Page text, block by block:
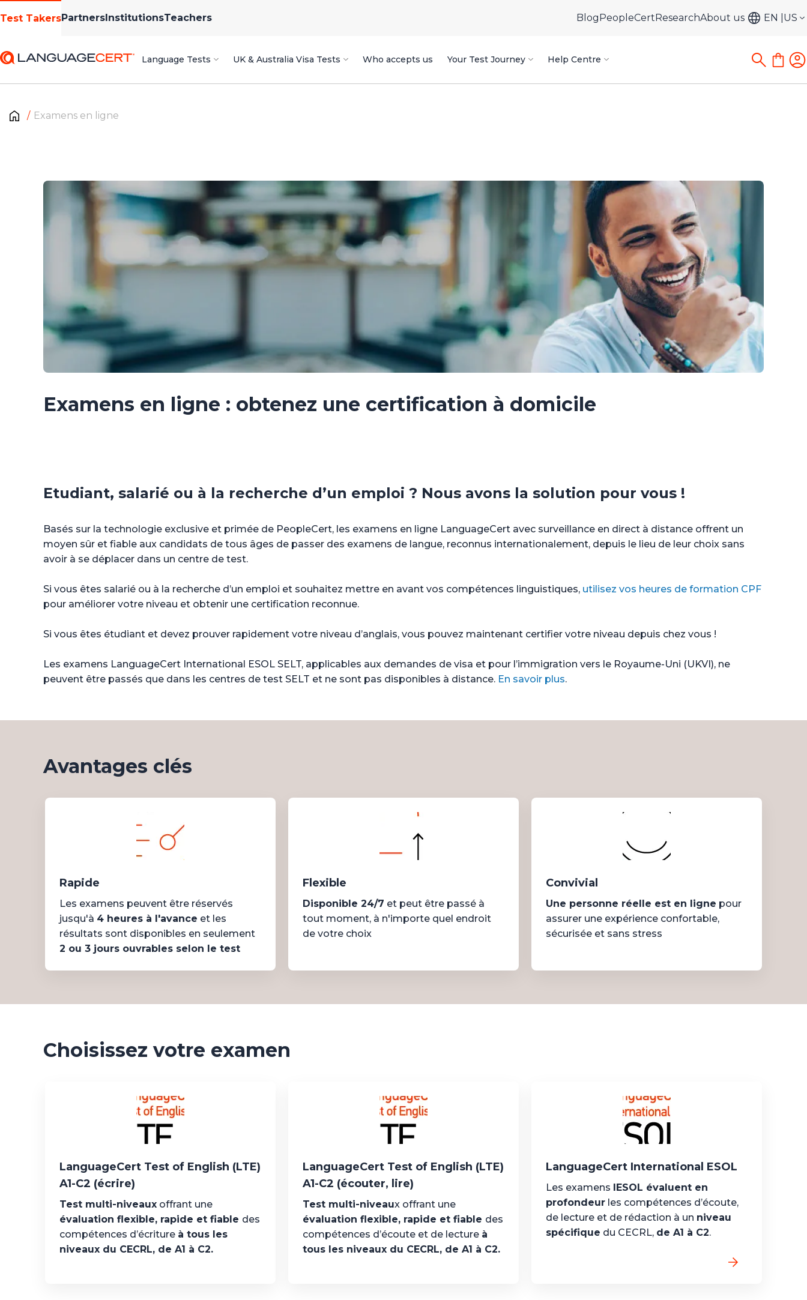
Test TakersPartnersInstitutionsTeachers BlogPeopleCertResearchAbout us EN US
Language Tests UK & Australia Visa Tests Who accepts us Your Test Journey Help Centre
Examens en ligne
Examens en ligne : obtenez une certification à domicile
Etudiant, salarié ou à la recherche d’un emploi ? Nous avons la solution pour vous !
Basés sur la technologie exclusive et primée de PeopleCert, les examens en ligne LanguageCert avec surveillance en direct à distance offrent un
moyen sûr et fiable aux candidats de tous âges de passer des examens de langue, reconnus internationalement, depuis le lieu de leur choix sans
avoir à se déplacer dans un centre de test.
Si vous êtes salarié ou à la recherche d’un emploi et souhaitez mettre en avant vos compétences linguistiques, utilisez vos heures de formation CPF
pour améliorer votre niveau et obtenir une certification reconnue.
Si vous êtes étudiant et devez prouver rapidement votre niveau d’anglais, vous pouvez maintenant certifier votre niveau depuis chez vous !
Les examens LanguageCert International ESOL SELT, applicables aux demandes de visa et pour l’immigration vers le Royaume-Uni (UKVI), ne
peuvent être passés que dans les centres de test SELT et ne sont pas disponibles à distance. En savoir plus.
Avantages clés
Rapide
Les examens peuvent être réservés
jusqu'à 4 heures à l'avance et les
résultats sont disponibles en seulement
2 ou 3 jours ouvrables selon le test
Flexible
Disponible 24/7 et peut être passé à
tout moment, à n'importe quel endroit
de votre choix
Convivial
Une personne réelle est en ligne pour
assurer une expérience confortable,
sécurisée et sans stress
Choisissez votre examen
LanguageCert Test of English (LTE)
A1-C2 (écrire)
Test multi-niveauxoffrant une
évaluation flexible, rapide et fiable des
compétences d’écriture à tous les
niveaux du CECRL, de A1 à C2.
LanguageCert Test of English (LTE)
A1-C2 (écouter, lire)
Test multi-niveaux offrant une
évaluation flexible, rapide et fiable des
compétences d’écoute et de lecture à
tous les niveaux du CECRL, de A1 à C2.
LanguageCert International ESOL
Les examens IESOL évaluent en
profondeur les compétences d’écoute,
de lecture et de rédaction à un niveau
spécifique du CECRL, de A1 à C2.